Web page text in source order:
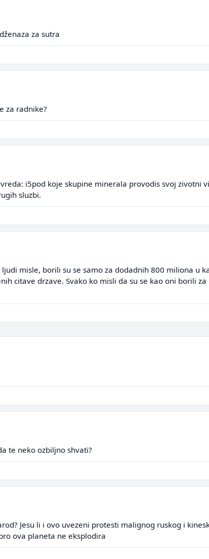
za sutra
za radnike?
i5pod koje skupine minerala provodis svoj zivotni
sluzbi.
misle, borili su se samo za dodadnih 800 miliona u
citave drzave. Svako ko misli da su se kao oni borili
te neko ozbiljno shvati?
Jesu li i ovo uvezeni protesti malignog ruskog i
ova planeta ne eksplodira